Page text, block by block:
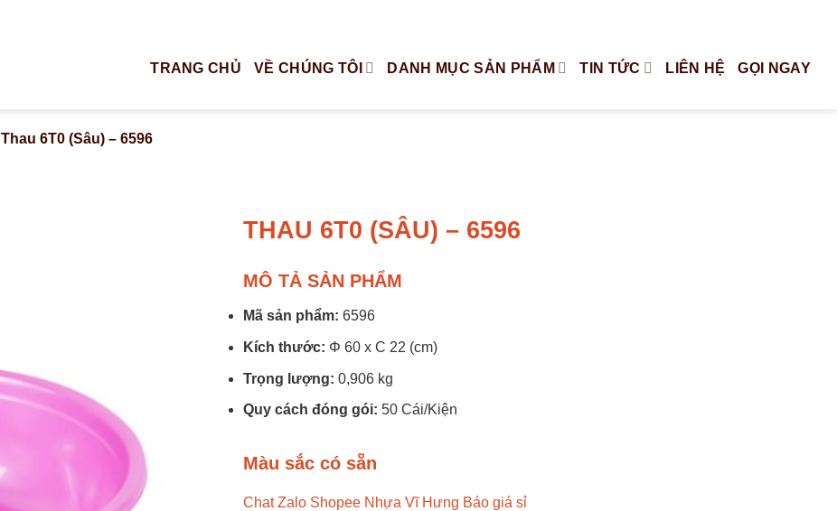
TRANG CHỦ VỀ CHÚNG TÔI DANH MỤC SẢN PHẨM TIN TỨC LIÊN HỆ GỌI NGAY
Thau 6T0 (Sâu) – 6596
THAU 6T0 (SÂU) – 6596
MÔ TẢ SẢN PHẨM
Mã sản phẩm: 6596
Kích thước: Φ 60 x C 22 (cm)
Trọng lượng: 0,906 kg
Quy cách đóng gói: 50 Cái/Kiện
Màu sắc có sẵn
Chat Zalo Shopee Nhựa Vĩ Hưng Báo giá sỉ